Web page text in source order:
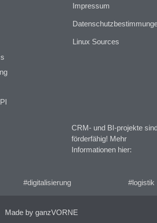
Impressum
Linux Sources
CRM- und BI-projekte
förderfähig! Mehr
Informationen hier:
#digitalisierung #logistik
Made by ganzVORNE